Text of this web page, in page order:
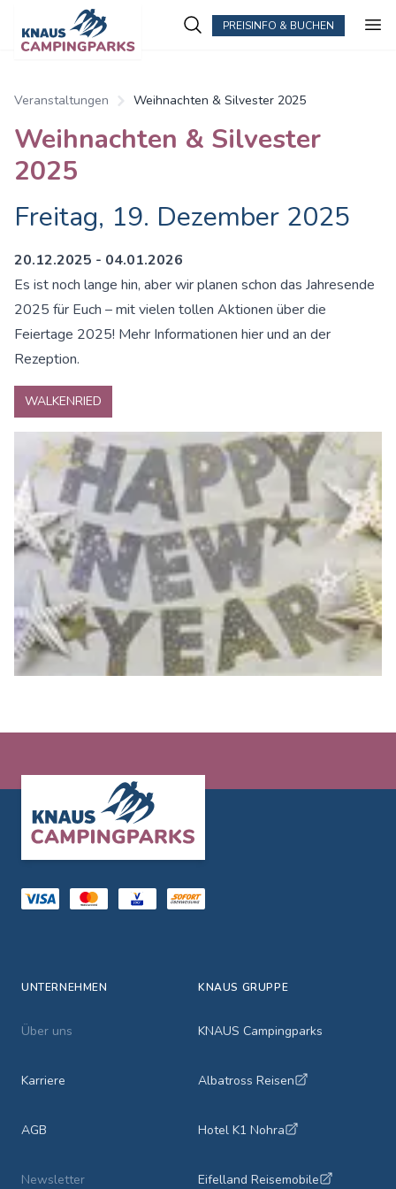
PREISINFO & BUCHEN
Veranstaltungen Weihnachten & Silvester 2025
Weihnachten & Silvester
2025
Freitag, 19. Dezember 2025
20.12.2025 - 04.01.2026
Es ist noch lange hin, aber wir planen schon das Jahresende
2025 für Euch – mit vielen tollen Aktionen über die
Feiertage 2025! Mehr Informationen hier und an der
Rezeption.
WALKENRIED
UNTERNEHMEN
Über uns
Karriere
AGB
Newsletter
KNAUS GRUPPE
KNAUS Campingparks
Albatross Reisen
Hotel K1 Nohra
Eifelland Reisemobile